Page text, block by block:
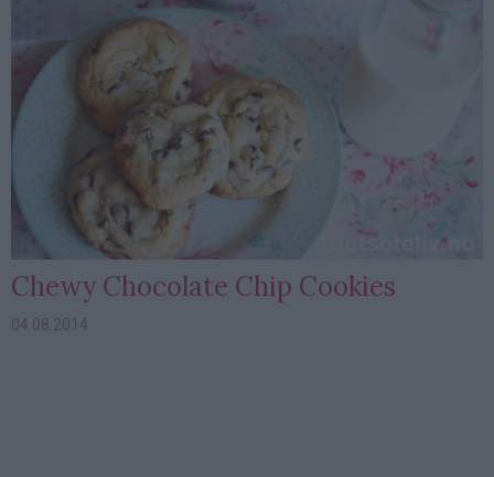
Chewy Chocolate Chip Cookies
04.08.2014